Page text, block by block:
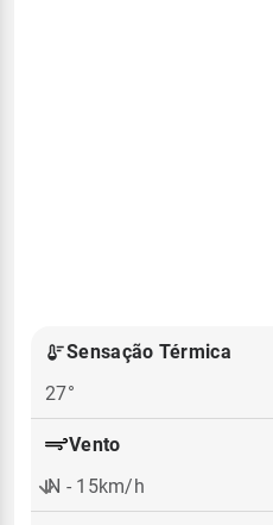
Sensação Térmica
27°
Vento
N - 15km/h